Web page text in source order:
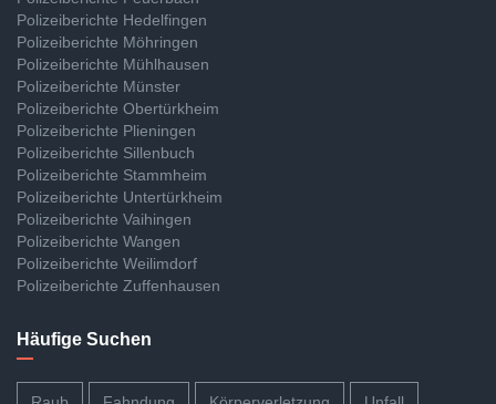
Polizeiberichte Hedelfingen
Polizeiberichte Möhringen
Polizeiberichte Mühlhausen
Polizeiberichte Münster
Polizeiberichte Obertürkheim
Polizeiberichte Plieningen
Polizeiberichte Sillenbuch
Polizeiberichte Stammheim
Polizeiberichte Untertürkheim
Polizeiberichte Vaihingen
Polizeiberichte Wangen
Polizeiberichte Weilimdorf
Polizeiberichte Zuffenhausen
Häufige Suchen